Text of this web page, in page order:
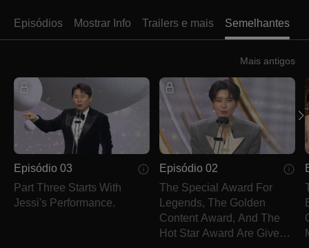
Episódios Mostrar Info Trailers e mais Semelhantes
Mais antigos
Episódio 03
Part Three Starts With
Jessi's Performance.
Episódio 02
The Special Award For
Legends, The Golden
Content Award, And The
Hot Star Award Are Given